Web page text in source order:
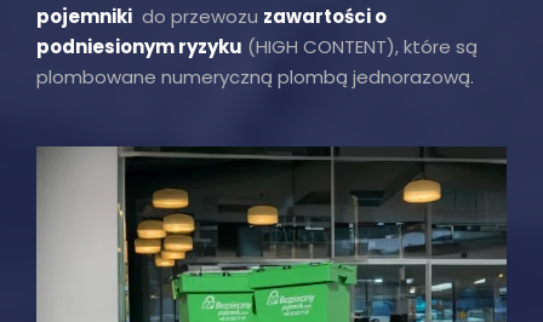
pojemniki do przewozu zawartości o
podniesionym ryzyku (HIGH CONTENT), które są
plombowane numeryczną plombą jednorazową.